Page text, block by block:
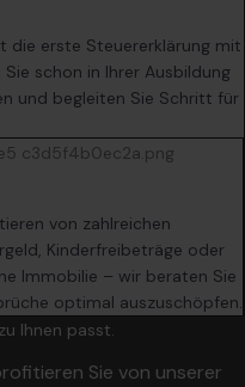
die erste Steuererklärung mit
schon in Ihrer Ausbildung
und begleiten Sie Schritt für
von zahlreichen
Kinderfreibeträge oder
Immobilie – wir beraten Sie
optimal auszuschöpfen.
Ihnen passt.
Sie von unserer